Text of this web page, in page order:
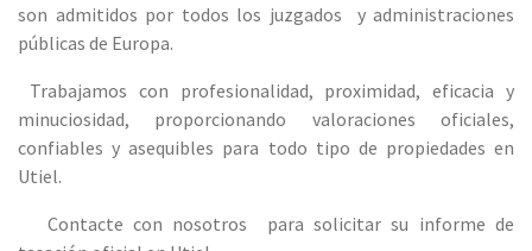
son admitidos por todos los juzgados y administraciones
públicas de Europa.
Trabajamos con profesionalidad, proximidad, eficacia y
minuciosidad, proporcionando valoraciones oficiales,
confiables y asequibles para todo tipo de propiedades en
Utiel.
Contacte con nosotros para solicitar su informe de